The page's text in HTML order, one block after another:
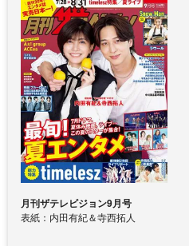
月刊ザテレビジョン9月号
表紙：内田有紀＆寺西拓人